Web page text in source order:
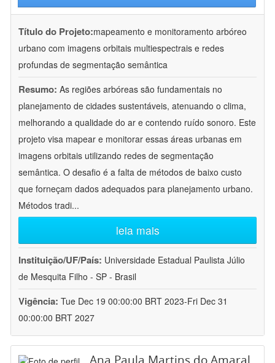
Título do Projeto:mapeamento e monitoramento arbóreo
urbano com imagens orbitais multiespectrais e redes
profundas de segmentação semântica
Resumo: As regiões arbóreas são fundamentais no
planejamento de cidades sustentáveis, atenuando o clima,
melhorando a qualidade do ar e contendo ruído sonoro. Este
projeto visa mapear e monitorar essas áreas urbanas em
imagens orbitais utilizando redes de segmentação
semântica. O desafio é a falta de métodos de baixo custo
que forneçam dados adequados para planejamento urbano.
Métodos tradi...
leia mais
Instituição/UF/País: Universidade Estadual Paulista Júlio
de Mesquita Filho - SP - Brasil
Vigência: Tue Dec 19 00:00:00 BRT 2023-Fri Dec 31
00:00:00 BRT 2027